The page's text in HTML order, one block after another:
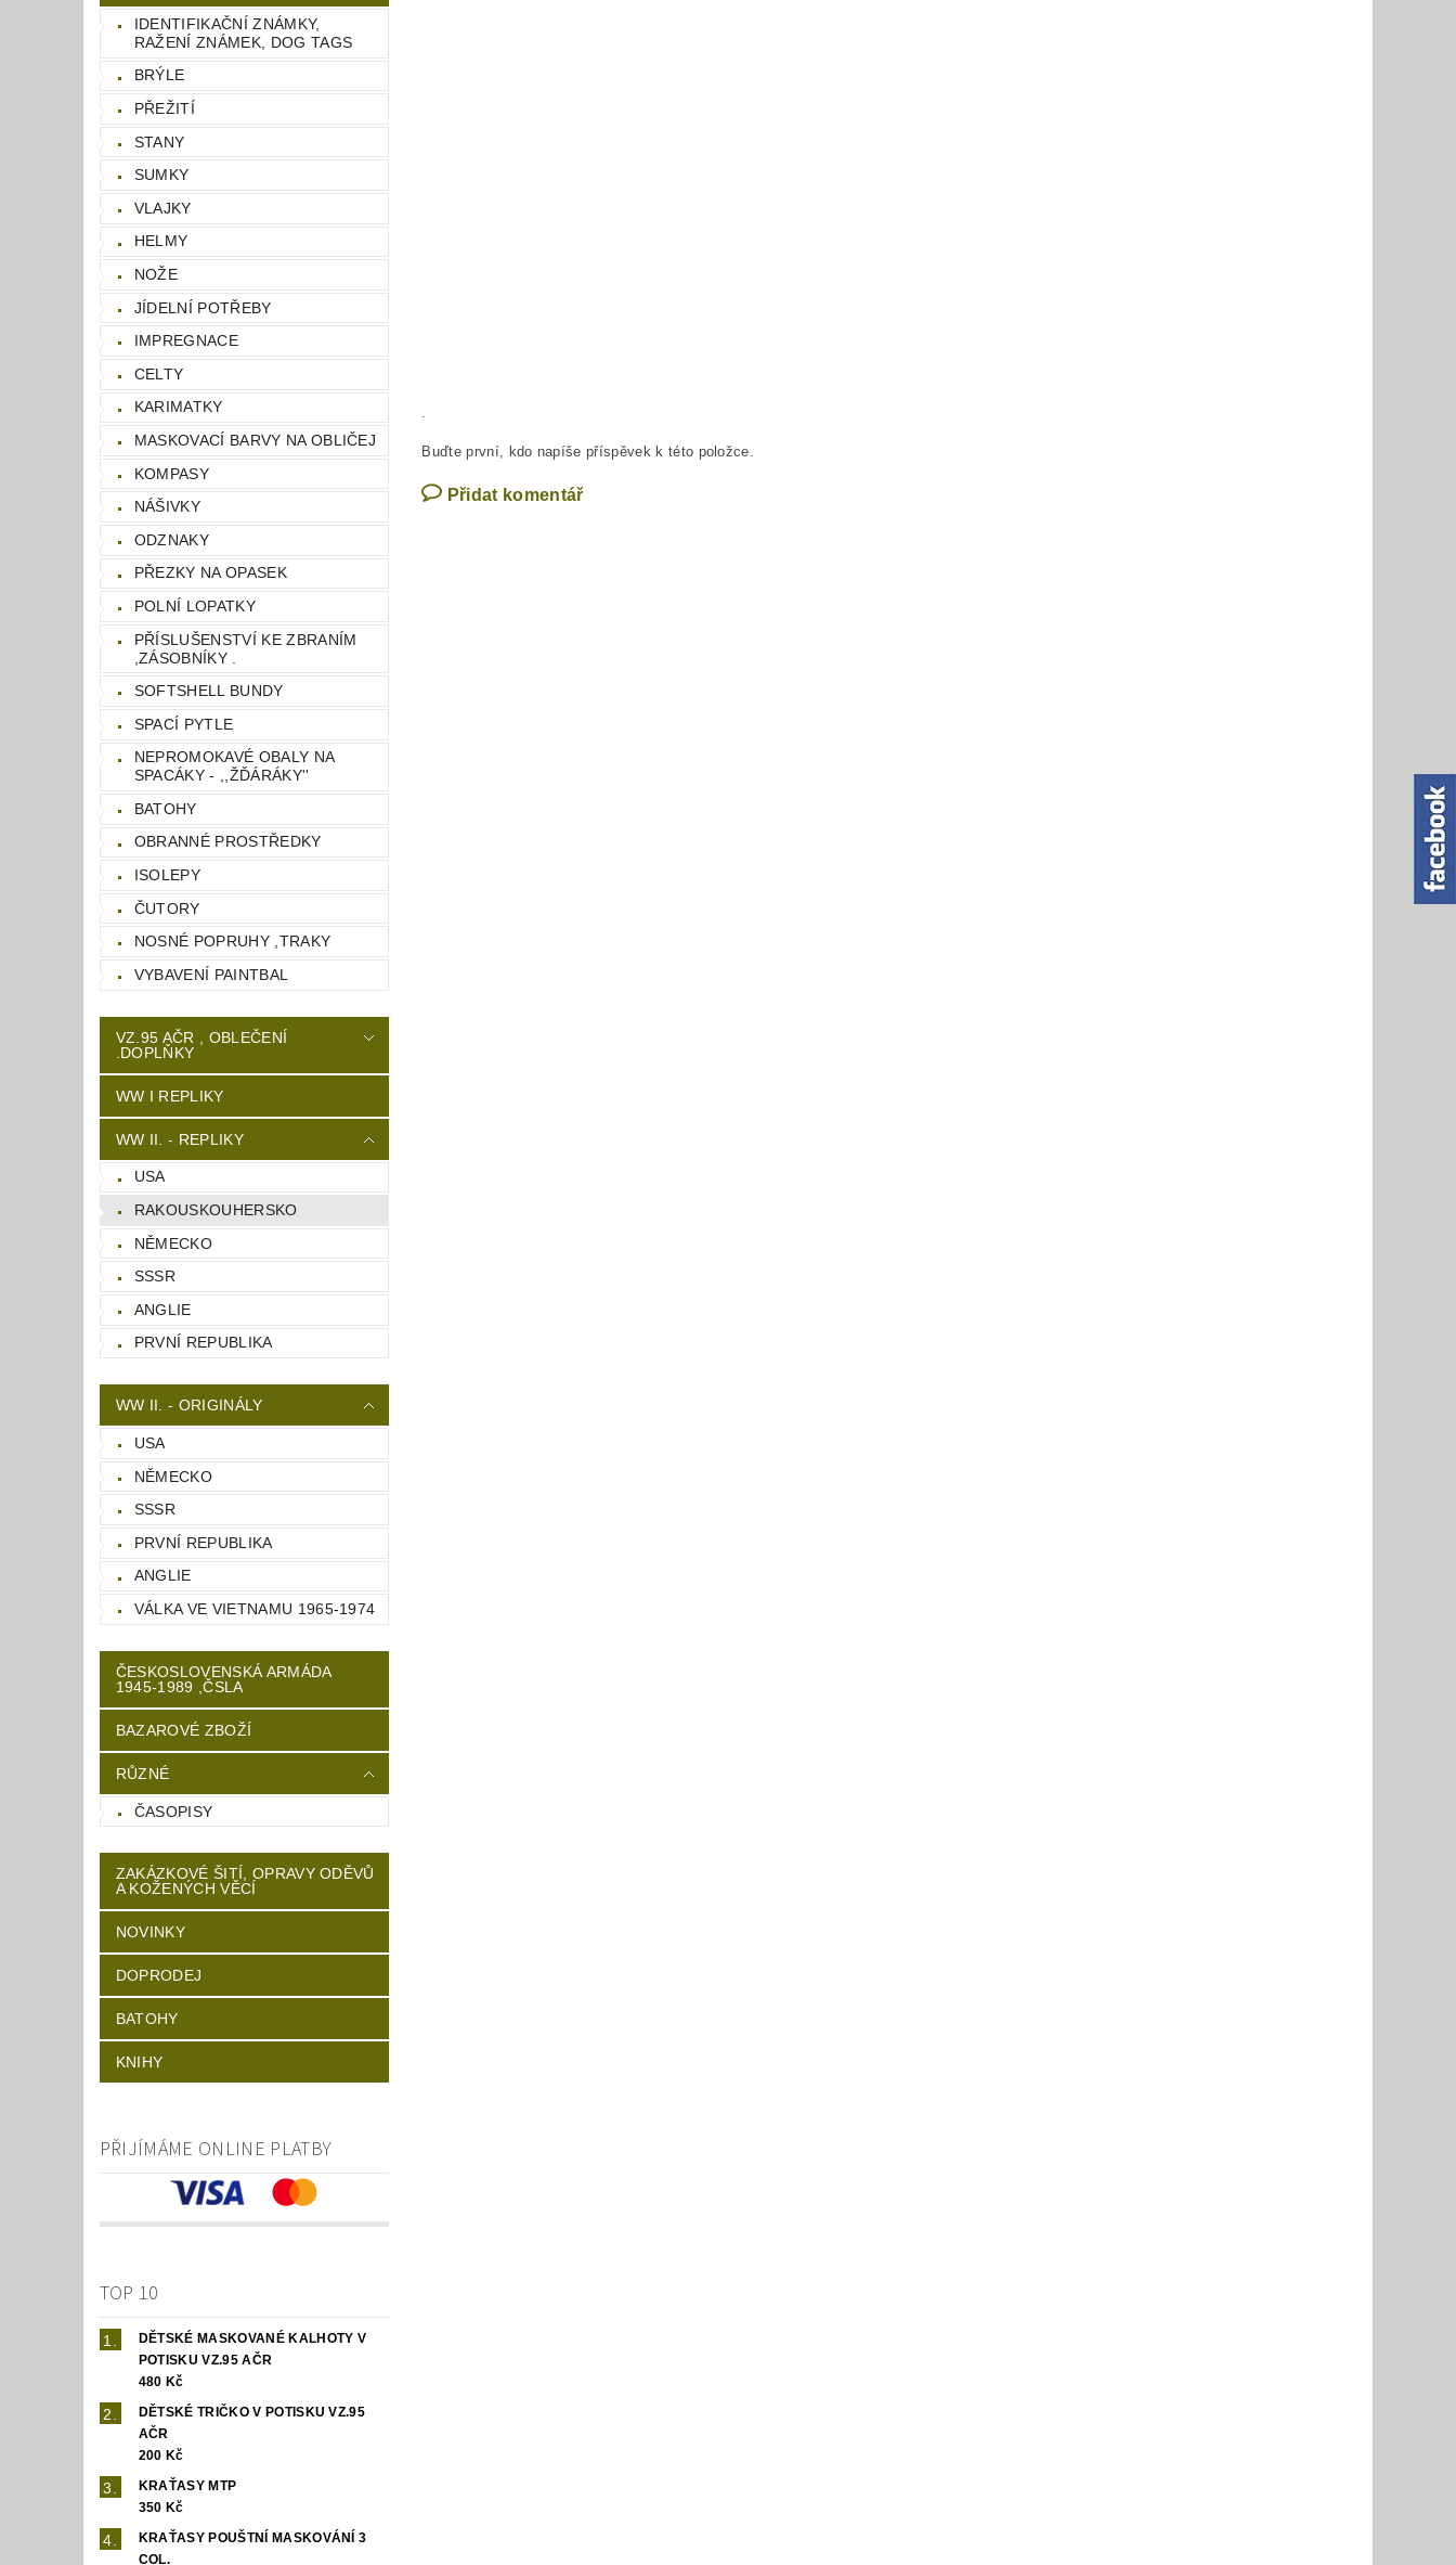
IDENTIFIKAČNÍ ZNÁMKY,
RAŽENÍ ZNÁMEK, DOG TAGS
BRÝLE
PŘEŽITÍ
STANY
SUMKY
VLAJKY
HELMY
NOŽE
JÍDELNÍ POTŘEBY
IMPREGNACE
CELTY
KARIMATKY
MASKOVACÍ BARVY NA OBLIČEJ
KOMPASY
NÁŠIVKY
ODZNAKY
PŘEZKY NA OPASEK
POLNÍ LOPATKY
PŘÍSLUŠENSTVÍ KE ZBRANÍM
,ZÁSOBNÍKY .
SOFTSHELL BUNDY
SPACÍ PYTLE
NEPROMOKAVÉ OBALY NA
SPACÁKY - ,,ŽĎÁRÁKY''
BATOHY
OBRANNÉ PROSTŘEDKY
ISOLEPY
ČUTORY
NOSNÉ POPRUHY ,TRAKY
VYBAVENÍ PAINTBAL
VZ.95 AČR , OBLEČENÍ
.DOPLŇKY
WW I REPLIKY
WW II. - REPLIKY
USA
RAKOUSKOUHERSKO
NĚMECKO
SSSR
ANGLIE
PRVNÍ REPUBLIKA
WW II. - ORIGINÁLY
USA
NĚMECKO
SSSR
PRVNÍ REPUBLIKA
ANGLIE
VÁLKA VE VIETNAMU 1965-1974
ČESKOSLOVENSKÁ ARMÁDA
1945-1989 ,ČSLA
BAZAROVÉ ZBOŽÍ
RŮZNÉ
ČASOPISY
ZAKÁZKOVÉ ŠITÍ, OPRAVY ODĚVŮ
A KOŽENÝCH VĚCÍ
NOVINKY
DOPRODEJ
BATOHY
KNIHY
PŘIJÍMÁME ONLINE PLATBY
TOP 10
DĚTSKÉ MASKOVANÉ KALHOTY V
POTISKU VZ.95 AČR
480 Kč
DĚTSKÉ TRIČKO V POTISKU VZ.95
AČR
200 Kč
KRAŤASY MTP
350 Kč
KRAŤASY POUŠTNÍ MASKOVÁNÍ 3
COL.
.
Buďte první, kdo napíše příspěvek k této položce.
Přidat komentář